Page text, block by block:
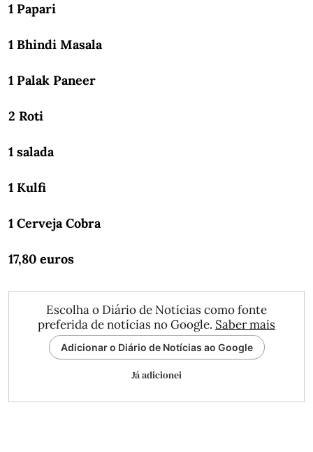
1 Papari
1 Bhindi Masala
1 Palak Paneer
2 Roti
1 salada
1 Kulfi
1 Cerveja Cobra
17,80 euros
Escolha o Diário de Notícias como fonte
preferida de notícias no Google. Saber mais
Adicionar o Diário de Notícias ao Google
Já adicionei